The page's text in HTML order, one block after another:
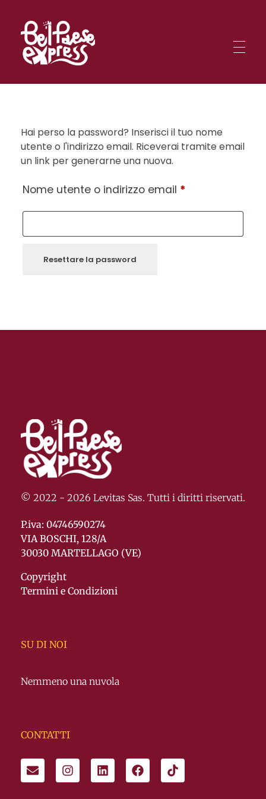
BelPaese Express
Smartphone in una mano, mappa nell'altra: sei pronto per affrontare le missioni BPE tra le meraviglie d'Italia?
Hai perso la password? Inserisci il tuo nome
utente o l'indirizzo email. Riceverai tramite email
un link per generarne una nuova.
Nome utente o indirizzo email *
Resettare la password
© 2022 - 2026 Levitas Sas. Tutti i diritti riservati.
P.iva: 04746590274
VIA BOSCHI, 128/A
30030 MARTELLAGO (VE)
Copyright
Termini e Condizioni
SU DI NOI
Nemmeno una nuvola
CONTATTI